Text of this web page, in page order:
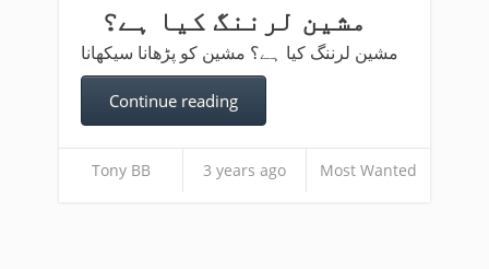
مشین لرننگ کیا ہے؟
مشین لرننگ کیا ہے؟ مشین کو پڑھانا سیکھانا
Continue reading
Tony BB 3 years ago Most Wanted